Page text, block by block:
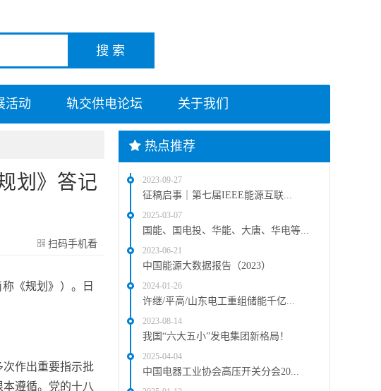
活动 轨交供电论坛 关于我们
划》答记
扫码手机看
《规划》）。日
作出重要指示批
遵循。党的十八
热点推荐
2023-09-27
征稿启事｜第七届IEEE能源互联...
2025-03-07
国能、国电投、华能、大唐、华电等...
2023-06-21
中国能源大数据报告（2023）
2024-01-26
许继/平高/山东电工重组储能千亿...
2023-08-14
我国“六大五小”发电集团新格局！
2025-04-04
中国电器工业协会高压开关分会20...